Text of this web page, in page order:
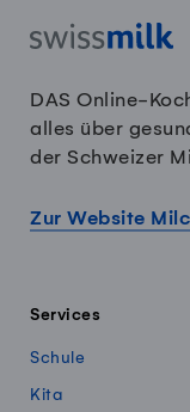
DAS Online-
alles über
der Schweizer
Zur Website
Services
Schule
Kita